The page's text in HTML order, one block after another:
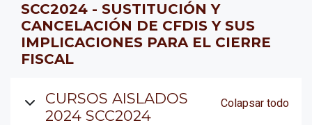
SCC2024 - SUSTITUCIÓN Y
CANCELACIÓN DE CFDIS Y SUS
IMPLICACIONES PARA EL CIERRE
FISCAL
Diagrama de temas
CURSOS AISLADOS
2024 SCC2024
Colapsar todo